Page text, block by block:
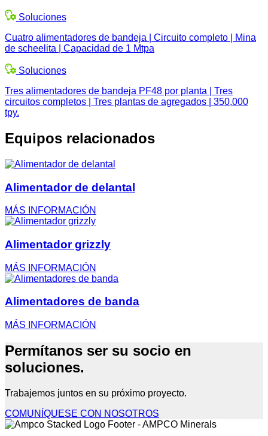
Soluciones
Cuatro alimentadores de bandeja | Circuito completo | Mina
de scheelita | Capacidad de 1 Mtpa
Soluciones
Tres alimentadores de bandeja PF48 por planta | Tres
circuitos completos | Tres plantas de agregados | 350,000
tpy.
Equipos relacionados
Alimentador de delantal
MÁS INFORMACIÓN
Alimentador grizzly
MÁS INFORMACIÓN
Alimentadores de banda
MÁS INFORMACIÓN
Permítanos ser su socio en
soluciones.
Trabajemos juntos en su próximo proyecto.
COMUNÍQUESE CON NOSOTROS